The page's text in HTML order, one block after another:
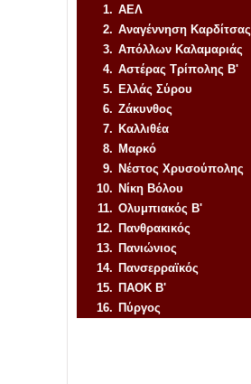
1. ΑΕΛ
2. Αναγέννηση Καρδίτσας
3. Απόλλων Καλαμαριάς
4. Αστέρας Τρίπολης Β'
5. Ελλάς Σύρου
6. Ζάκυνθος
7. Καλλιθέα
8. Μαρκό
9. Νέστος Χρυσούπολης
10. Νίκη Βόλου
11. Ολυμπιακός Β'
12. Πανθρακικός
13. Πανιώνιος
14. Πανσερραϊκός
15. ΠΑΟΚ Β'
16. Πύργος